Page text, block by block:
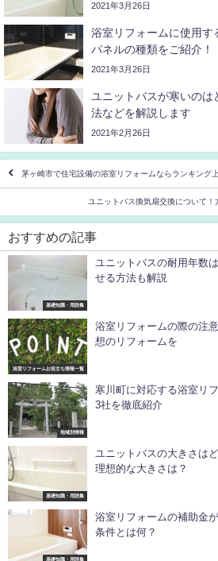
2021年3月26日
浴室リフォームに使用す
パネルの種類をご紹介！
2021年3月26日
ユニットバスが寒いの
法などを解説します
2021年2月26日
茅ヶ崎市で住宅設備の浴室リフォームならランキング
ユニットバス換気扇交換について！
おすすめの記事
基礎知識・用語集
ユニットバスの耐用年数
せる方法も解説
浴室リフォームお役立ち情報一覧
浴室リフォームの際の注
想のリフォームを
地域別情報
寒川町に対応する浴室リ
3社を徹底紹介
基礎知識・用語集
ユニットバスの大きさは
理想的な大きさは？
基礎知識・用語集
浴室リフォームの補助金
条件とは何？